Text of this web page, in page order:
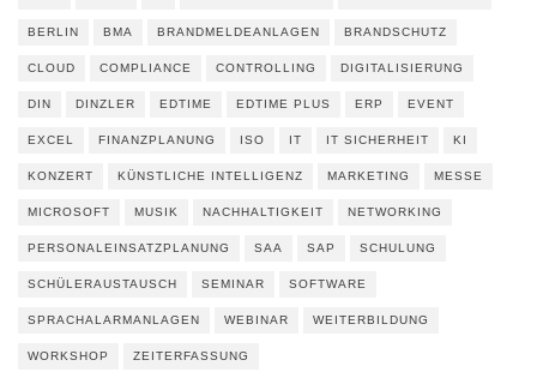
BERLIN BMA BRANDMELDEANLAGEN BRANDSCHUTZ
CLOUD COMPLIANCE CONTROLLING DIGITALISIERUNG
DIN DINZLER EDTIME EDTIME PLUS ERP EVENT
EXCEL FINANZPLANUNG ISO IT IT SICHERHEIT KI
KONZERT KÜNSTLICHE INTELLIGENZ MARKETING MESSE
MICROSOFT MUSIK NACHHALTIGKEIT NETWORKING
PERSONALEINSATZPLANUNG SAA SAP SCHULUNG
SCHÜLERAUSTAUSCH SEMINAR SOFTWARE
SPRACHALARMANLAGEN WEBINAR WEITERBILDUNG
WORKSHOP ZEITERFASSUNG